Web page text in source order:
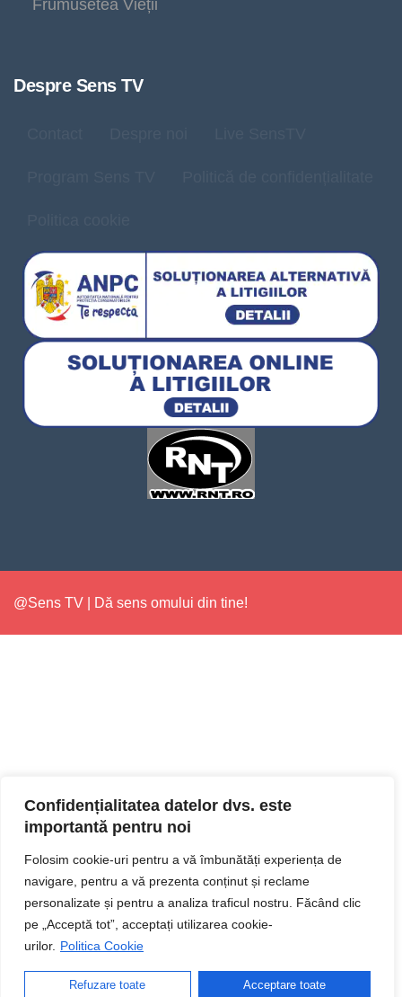
Confidențialitatea datelor dvs. este
importantă pentru noi
Folosim cookie-uri pentru a vă îmbunătăți experiența de
navigare, pentru a vă prezenta conținut și reclame
personalizate și pentru a analiza traficul nostru. Făcând clic
pe „Acceptă tot”, acceptați utilizarea cookie-
urilor. Politica Cookie
Refuzare toate Acceptare toate
Frumusetea Vieții
Despre Sens TV
@Sens TV | Dă sens omului din tine!